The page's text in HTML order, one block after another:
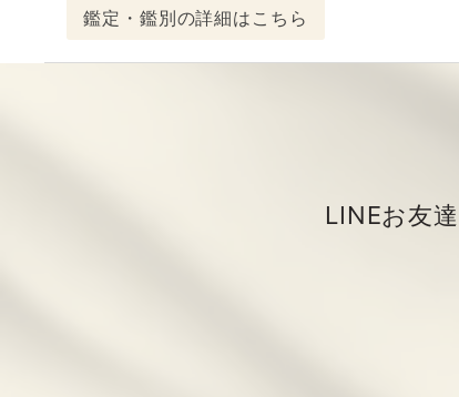
鑑定・鑑別の詳細はこちら
LINEお友